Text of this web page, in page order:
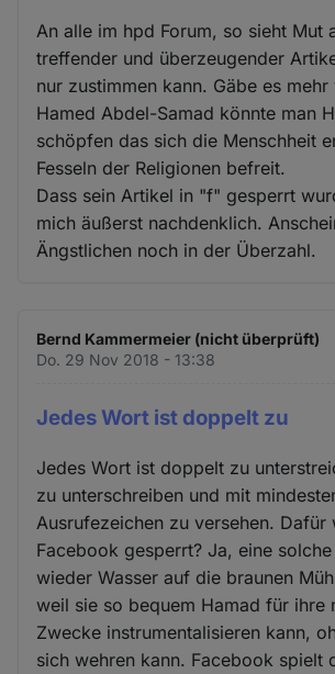
An alle im hpd Forum, so sieht Mut
treffender und überzeugender
nur zustimmen kann. Gäbe es
Hamed Abdel-Samad könnte man
schöpfen das sich die Menschheit
Fesseln der Religionen befreit.
Dass sein Artikel in "f" gesperrt
mich äußerst nachdenklich.
Ängstlichen noch in der Überzahl.
Bernd Kammermeier (nicht überprüft)
Do. 29 Nov 2018 - 13:38
Jedes Wort ist doppelt zu
Jedes Wort ist doppelt zu
zu unterschreiben und mit
Ausrufezeichen zu versehen. Dafür
Facebook gesperrt? Ja, eine
wieder Wasser auf die braunen
weil sie so bequem Hamad für ihre
Zwecke instrumentalisieren kann,
sich wehren kann. Facebook spielt